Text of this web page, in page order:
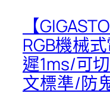
【
RGB機械
遲1ms/可
文標準/防